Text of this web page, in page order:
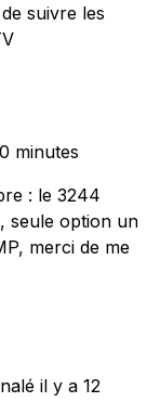
suivre les
minutes
: le 3244
seule option un
merci de me
il y a 12